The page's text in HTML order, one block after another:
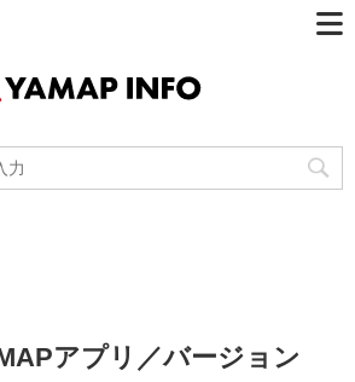
アプリ／バージョン